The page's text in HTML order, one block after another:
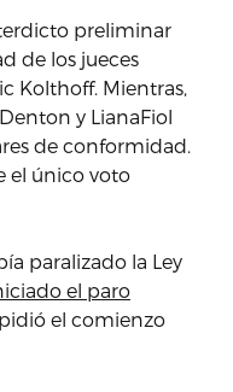
preliminar
de los jueces
Kolthoff. Mientras,
y LianaFiol
de conformidad.
el único voto
paralizado la Ley
el paro
el comienzo